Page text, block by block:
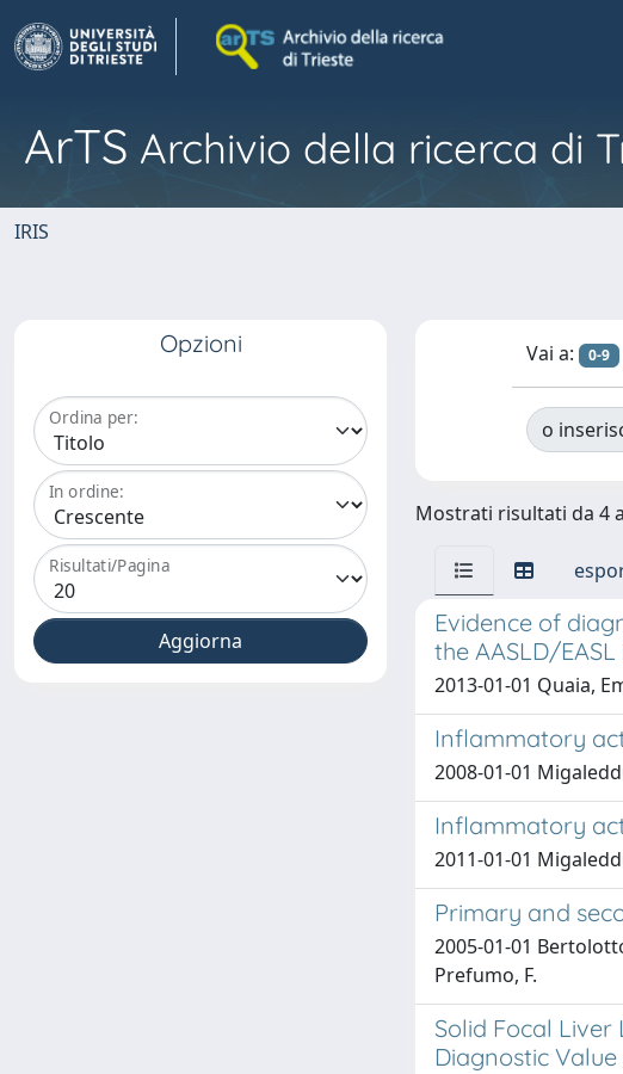
ArTS Archivio della ricerca di
IRIS
Opzioni
Ordina per:
In ordine:
Risultati/Pagina
Vai a: 0-9
o
Mostrati risultati da 4
Evidence of
the AASLD/
2013-01-01 Quaia,
Inflammatory
2008-01-01
Inflammatory
2011-01-01
Primary and
2005-01-01
Prefumo, F.
Solid Focal
Diagnostic